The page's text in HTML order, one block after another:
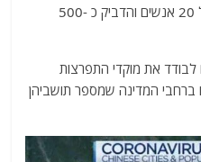
סארס, שגבה עד כה את חייהם של 20 אנשים והדביק כ -500
את מוקדי התפרצות
ברחבי המדינה שמספר תושביהן